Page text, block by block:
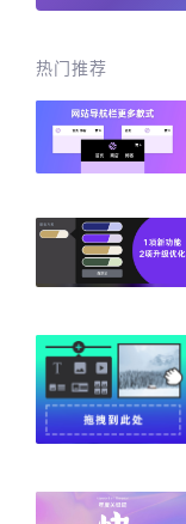
热门推荐